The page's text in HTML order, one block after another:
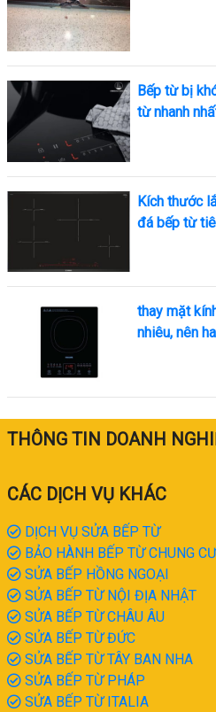
Bếp từ bị
từ nhanh
Kích thước
đá bếp từ
thay mặt
nhiêu, nên
THÔNG TIN DOANH
CÁC DỊCH VỤ KHÁC
DỊCH VỤ SỬA BẾP TỪ
BẢO HÀNH BẾP TỪ CHUNG CƯ
SỬA BẾP HỒNG NGOẠI
SỬA BẾP TỪ NỘI ĐỊA NHẬT
SỬA BẾP TỪ CHÂU ÂU
SỬA BẾP TỪ ĐỨC
SỬA BẾP TỪ TÂY BAN NHA
SỬA BẾP TỪ PHÁP
SỬA BẾP TỪ ITALIA